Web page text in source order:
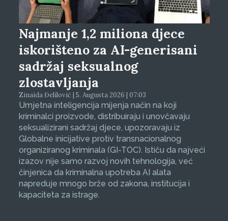
Najmanje 1,2 miliona djece
iskorišteno za AI-generisani
sadržaj seksualnog
zlostavljanja
Zinaida Đelilović | 5. Augusta 2026 | 07:03
Umjetna inteligencija mijenja način na koji
kriminalci proizvode, distribuiraju i unovčavaju
seksualizirani sadržaj djece, upozoravaju iz
Globalne inicijative protiv transnacionalnog
organiziranog kriminala (GI-TOC). Ističu da najveći
izazov nije samo razvoj novih tehnologija, već
činjenica da kriminalna upotreba AI alata
napreduje mnogo brže od zakona, institucija i
kapaciteta za istrage.